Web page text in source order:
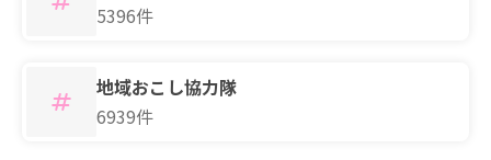
5396件
地域おこし協力隊
6939件